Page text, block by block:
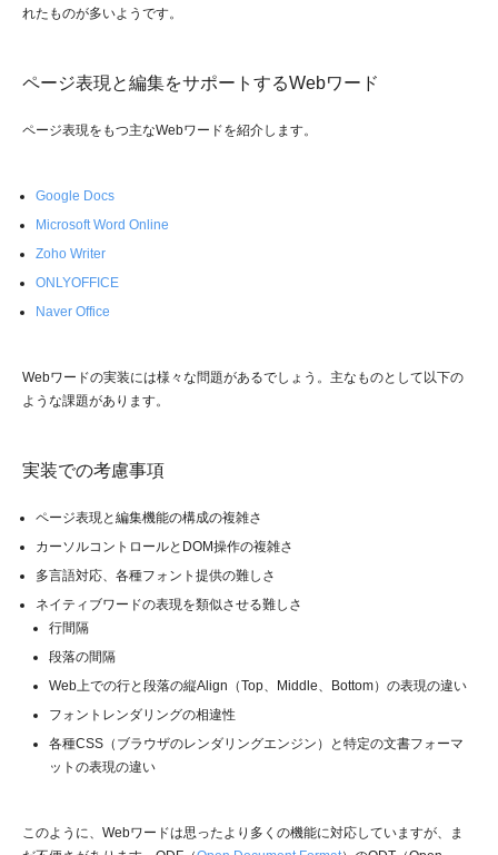
れたものが多いようです。
ページ表現と編集をサポートするWebワード
ページ表現をもつ主なWebワードを紹介します。
Google Docs
Microsoft Word Online
Zoho Writer
ONLYOFFICE
Naver Office
Webワードの実装には様々な問題があるでしょう。主なものとして以下の
ような課題があります。
実装での考慮事項
ページ表現と編集機能の構成の複雑さ
カーソルコントロールとDOM操作の複雑さ
多言語対応、各種フォント提供の難しさ
ネイティブワードの表現を類似させる難しさ
行間隔
段落の間隔
Web上での行と段落の縦Align（Top、Middle、Bottom）の表現の違い
フォントレンダリングの相違性
各種CSS（ブラウザのレンダリングエンジン）と特定の文書フォーマ
ットの表現の違い
このように、Webワードは思ったより多くの機能に対応していますが、ま